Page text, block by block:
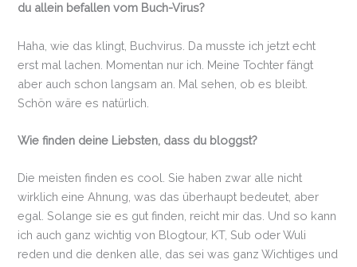
du allein befallen vom Buch-Virus?
Haha, wie das klingt, Buchvirus. Da musste ich jetzt echt
erst mal lachen. Momentan nur ich. Meine Tochter fängt
aber auch schon langsam an. Mal sehen, ob es bleibt.
Schön wäre es natürlich.
Wie finden deine Liebsten, dass du bloggst?
Die meisten finden es cool. Sie haben zwar alle nicht
wirklich eine Ahnung, was das überhaupt bedeutet, aber
egal. Solange sie es gut finden, reicht mir das. Und so kann
ich auch ganz wichtig von Blogtour, KT, Sub oder Wuli
reden und die denken alle, das sei was ganz Wichtiges und